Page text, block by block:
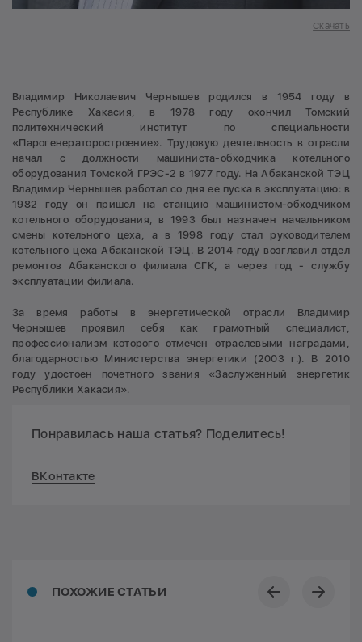
Скачать
Владимир Николаевич Чернышев родился в 1954 году в
Республике Хакасия, в 1978 году окончил Томский
политехнический институт по специальности
«Парогенераторостроение». Трудовую деятельность в отрасли
начал с должности машиниста-обходчика котельного
оборудования Томской ГРЭС-2 в 1977 году. На Абаканской ТЭЦ
Владимир Чернышев работал со дня ее пуска в эксплуатацию: в
1982 году он пришел на станцию машинистом-обходчиком
котельного оборудования, в 1993 был назначен начальником
смены котельного цеха, а в 1998 году стал руководителем
котельного цеха Абаканской ТЭЦ. В 2014 году возглавил отдел
ремонтов Абаканского филиала СГК, а через год - службу
эксплуатации филиала.
За время работы в энергетической отрасли Владимир
Чернышев проявил себя как грамотный специалист,
профессионализм которого отмечен отраслевыми наградами,
благодарностью Министерства энергетики (2003 г.). В 2010
году удостоен почетного звания «Заслуженный энергетик
Республики Хакасия».
Понравилась наша статья? Поделитесь!
ВКонтакте
ПОХОЖИЕ СТАТЬИ